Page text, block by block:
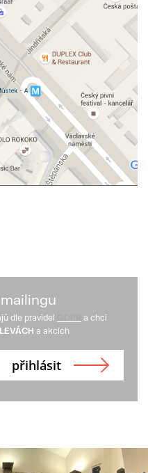
dle pravidel
a chci
a akcích